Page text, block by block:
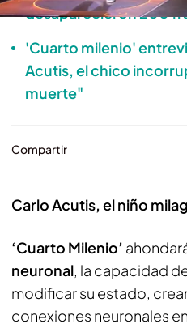
desaparecieron 200
'Cuarto milenio'
Acutis, el chico
muerte"
Compartir
Carlo Acutis, el niño
‘Cuarto Milenio’
neuronal, la capacidad
modificar su estado,
conexiones neuronales